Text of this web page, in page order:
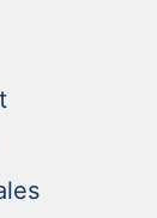
(current)
(current)